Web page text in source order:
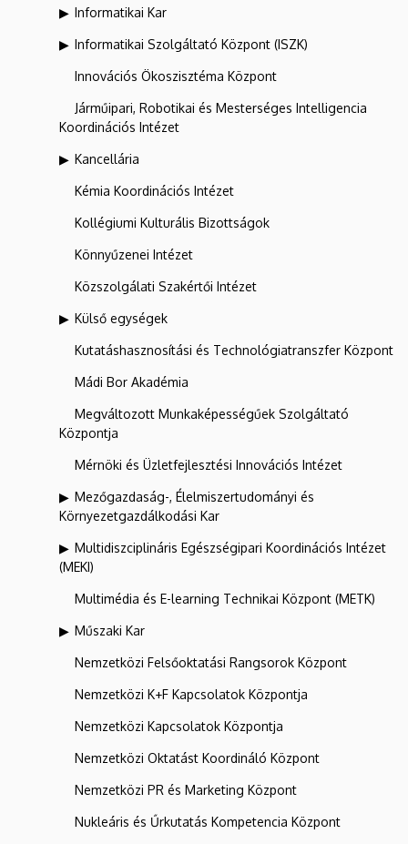
Informatikai Kar
Informatikai Szolgáltató Központ (ISZK)
Innovációs Ökoszisztéma Központ
Járműipari, Robotikai és Mesterséges Intelligencia
Koordinációs Intézet
Kancellária
Kémia Koordinációs Intézet
Kollégiumi Kulturális Bizottságok
Könnyűzenei Intézet
Közszolgálati Szakértői Intézet
Külső egységek
Kutatáshasznosítási és Technológiatranszfer Központ
Mádi Bor Akadémia
Megváltozott Munkaképességűek Szolgáltató
Központja
Mérnöki és Üzletfejlesztési Innovációs Intézet
Mezőgazdaság-, Élelmiszertudományi és
Környezetgazdálkodási Kar
Multidiszciplináris Egészségipari Koordinációs Intézet
(MEKI)
Multimédia és E-learning Technikai Központ (METK)
Műszaki Kar
Nemzetközi Felsőoktatási Rangsorok Központ
Nemzetközi K+F Kapcsolatok Központja
Nemzetközi Kapcsolatok Központja
Nemzetközi Oktatást Koordináló Központ
Nemzetközi PR és Marketing Központ
Nukleáris és Űrkutatás Kompetencia Központ